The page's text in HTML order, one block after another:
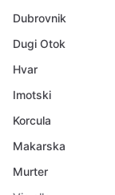
Dubrovnik
Dugi Otok
Hvar
Imotski
Korcula
Makarska
Murter